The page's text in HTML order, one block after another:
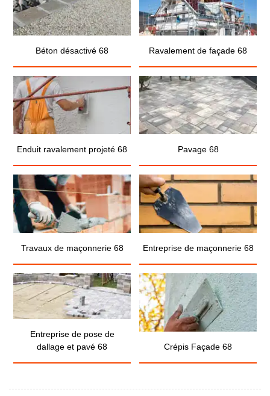
Béton désactivé 68 Ravalement de façade 68
Enduit ravalement projeté 68 Pavage 68
Travaux de maçonnerie 68 Entreprise de maçonnerie 68
Entreprise de pose de
dallage et pavé 68
Crépis Façade 68